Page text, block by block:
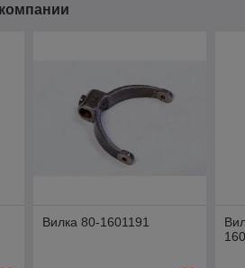
Вилка 80-1601191